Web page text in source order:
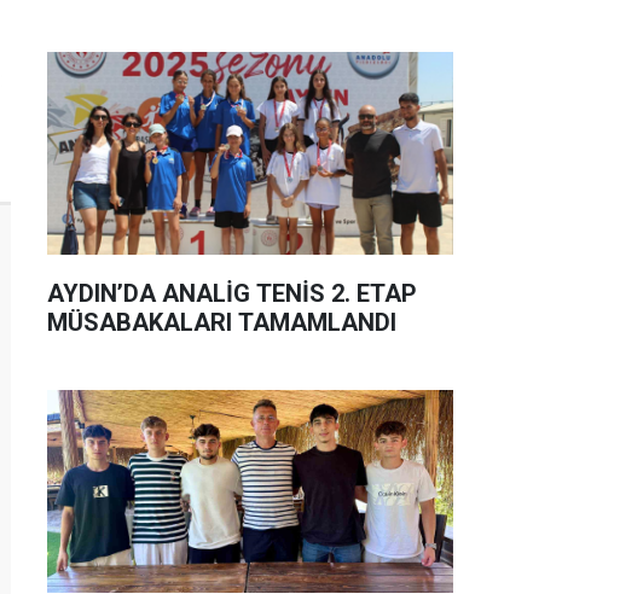
AYDIN’DA ANALİG TENİS 2. ETAP
MÜSABAKALARI TAMAMLANDI